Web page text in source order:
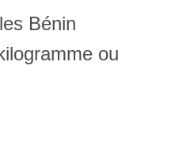
Bénin
ou